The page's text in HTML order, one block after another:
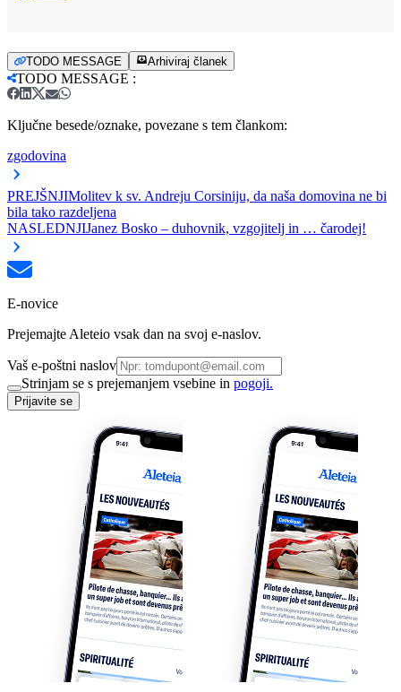
TODO MESSAGE Arhiviraj članek
TODO MESSAGE :
Ključne besede/oznake, povezane s tem člankom:
zgodovina
PREJŠNJIMolitev k sv. Andreju Corsiniju, da naša domovina ne bi
bila tako razdeljena
NASLEDNJIJanez Bosko – duhovnik, vzgojitelj in … čarodej!
E-novice
Prejemajte Aleteio vsak dan na svoj e-naslov.
Vaš e-poštni naslov
Strinjam se s prejemanjem vsebine in pogoji.
Prijavite se